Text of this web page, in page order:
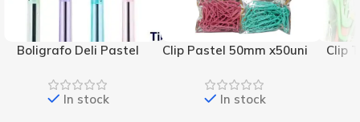
Boligrafo Deli Pastel
In stock
Clip Pastel 50mm x50uni
In stock
Clip